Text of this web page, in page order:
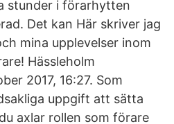
stunder i förarhytten
Det kan Här skriver jag
mina upplevelser inom
Hässleholm
2017, 16:27. Som
uppgift att sätta
axlar rollen som förare